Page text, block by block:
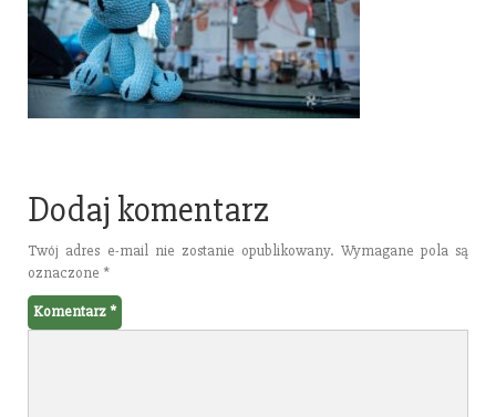
Dodaj komentarz
Twój adres e-mail nie zostanie opublikowany. Wymagane pola są
oznaczone *
Komentarz*